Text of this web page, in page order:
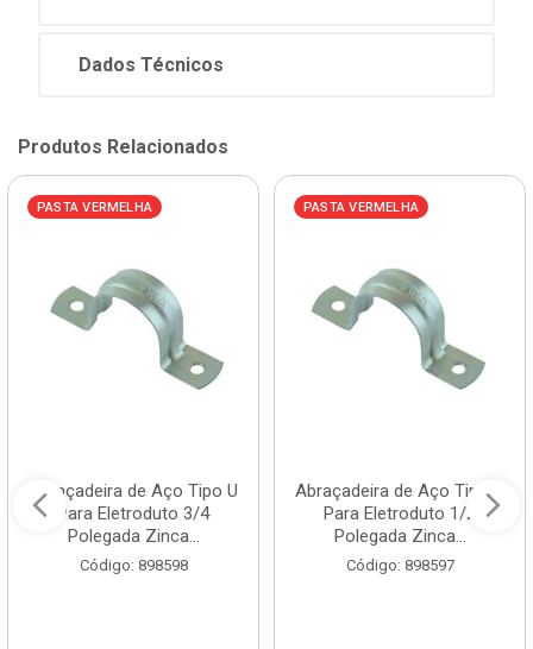
Dados Técnicos
Produtos Relacionados
PASTA VERMELHA
Abraçadeira de Aço Tipo U
Para Eletroduto 3/4
Polegada Zinca...
Código: 898598
PASTA VERMELHA
Abraçadeira de Aço Tipo U
Para Eletroduto 1/2
Polegada Zinca...
Código: 898597